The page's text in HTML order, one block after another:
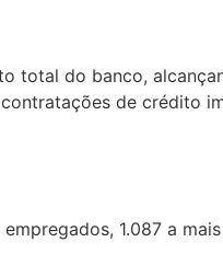
total do banco,
de crédito
1.087 a